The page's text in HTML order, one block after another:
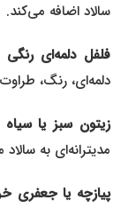
سالاد اضافه می‌کند.
فلفل دلمه‌ای رنگی
دلمه‌ای، رنگ،
زیتون سبز یا سیاه
مدیترانه‌ای به سالاد
پیازچه یا جعفری